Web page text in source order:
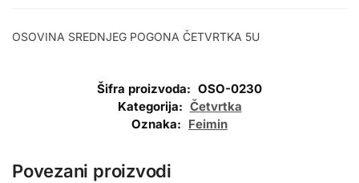
OSOVINA SREDNJEG POGONA ČETVRTKA 5U
Šifra proizvoda: OSO-0230
Kategorija: Četvrtka
Oznaka: Feimin
Povezani proizvodi